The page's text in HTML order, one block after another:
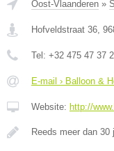
Oost-Vlaanderen »
Hofveldstraat 36
Tel: +32 475 47 37
E-mail › Balloon &
Website: http://
Reeds meer dan